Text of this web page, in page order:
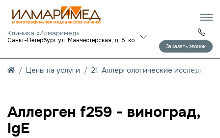
Клиника «Илмаримед»
Санкт-Петербург ул. Манчестерская, д. 5, корп. 1
Заказать звонок
Цены на услуги 21. Аллергологические
Аллерген f259 - виноград,
IgE